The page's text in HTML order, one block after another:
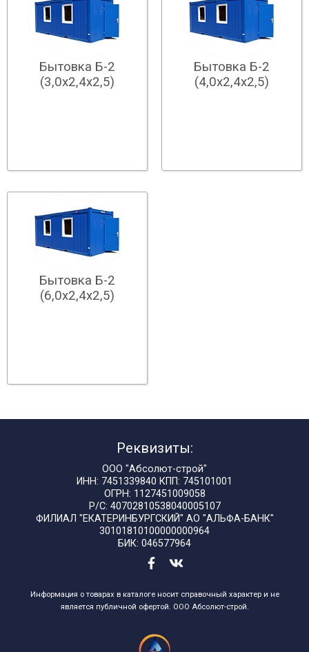
Бытовка Б-2
(3,0х2,4х2,5)
Бытовка Б-2
(4,0х2,4х2,5)
Бытовка Б-2
(6,0х2,4х2,5)
Реквизиты:
ООО "Абсолют-строй"
ИНН: 7451339840 КПП: 745101001
ОГРН: 1127451009058
Р/С: 40702810538040005107
ФИЛИАЛ "ЕКАТЕРИНБУРГСКИЙ" АО "АЛЬФА-БАНК"
30101810100000000964
БИК: 046577964
Информация о товарах в каталоге носит справочный характер и не
является публичной офертой. ООО Абсолют-строй.